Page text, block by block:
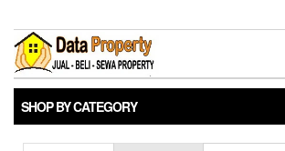
the
content
SHOP BY CATEGORY